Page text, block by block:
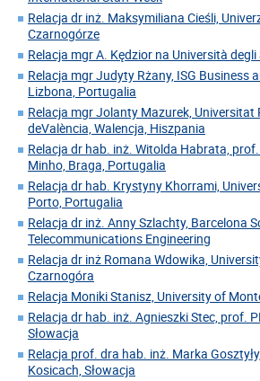
Relacja dr inż. Maksymiliana Cieśli,
Czarnogórze
Relacja mgr A. Kędzior na Università
Relacja mgr Judyty Rżany, ISG Business
Lizbona, Portugalia
Relacja mgr Jolanty Mazurek, Universitat
deValència, Walencja, Hiszpania
Relacja dr hab. inż. Witolda Habrata,
Minho, Braga, Portugalia
Relacja dr hab. Krystyny Khorrami,
Porto, Portugalia
Relacja dr inż. Anny Szlachty, Barcelona
Telecommunications Engineering
Relacja dr inż Romana Wdowika,
Czarnogóra
Relacja Moniki Stanisz, University of
Relacja dr hab. inż. Agnieszki Stec, prof.
Słowacja
Relacja prof. dra hab. inż. Marka
Kosicach, Słowacja